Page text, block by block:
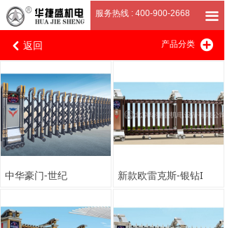
낒 返回 产品分类 끴
服务热线 : 400-900-2668 끀
首页
关于我们
产品展厅
客户案例
招商加盟
联系我们
中华豪门-世纪 新款欧雷克斯-银钻I